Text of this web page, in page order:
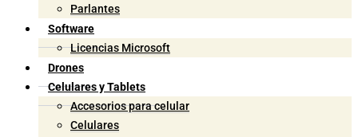
Parlantes
Software
Licencias Microsoft
Drones
Celulares y Tablets
Accesorios para celular
Celulares